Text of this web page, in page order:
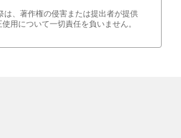
は、著作権の侵害または提出者が提供
用について一切責任を負いません。